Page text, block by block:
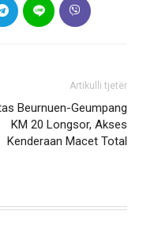
Artikulli tjetër
Beurnuen-Geumpang
KM 20 Longsor, Akses
Kenderaan Macet Total